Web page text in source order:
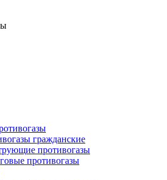
гражданские
противогазы
противогазы